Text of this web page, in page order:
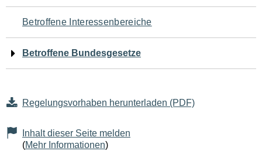
für
den
Seiteninhalt
Betroffene Interessenbereiche
Betroffene Bundesgesetze
Regelungsvorhaben herunterladen (PDF)
Inhalt dieser Seite melden
(Mehr Informationen)